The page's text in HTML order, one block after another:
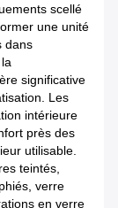
scellé
une unité
dans
significative
Les
intérieure
près des
utilisable.
teintés,
verre
en verre